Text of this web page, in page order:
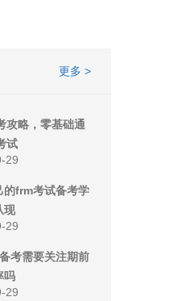
更多 >
攻略，零基础通
试
29
的frm考试备考学
现
29
考需要关注期前
吗
29